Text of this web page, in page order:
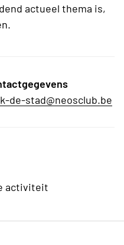
actueel thema is,
de-stad@neosclub.be
activiteit